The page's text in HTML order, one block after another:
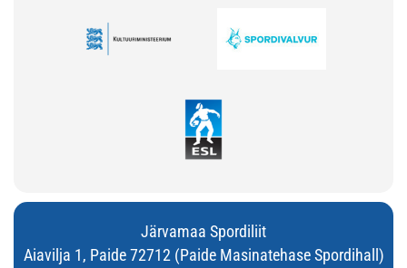
Järvamaa Spordiliit
Aiavilja 1, Paide 72712 (Paide Masinatehase Spordihall)